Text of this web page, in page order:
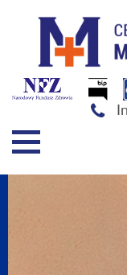
Szpital